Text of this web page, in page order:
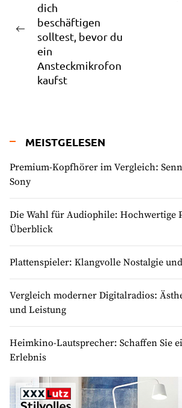
Previous
post:
dich
beschäftigen
solltest, bevor du
ein
Ansteckmikrofon
kaufst
MEISTGELESEN
Premium-Kopfhörer im Vergleich:
Sony
Die Wahl für Audiophile: Hochwertige
Überblick
Plattenspieler: Klangvolle Nostalgie
Vergleich moderner Digitalradios:
und Leistung
Heimkino-Lautsprecher: Schaffen Sie
Erlebnis